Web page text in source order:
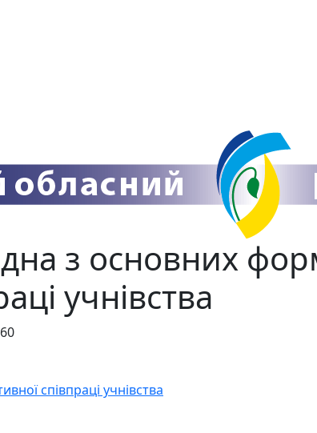
з основних
учнівства
співпраці учнівства
інтегрованого курсу "Природничі науки"